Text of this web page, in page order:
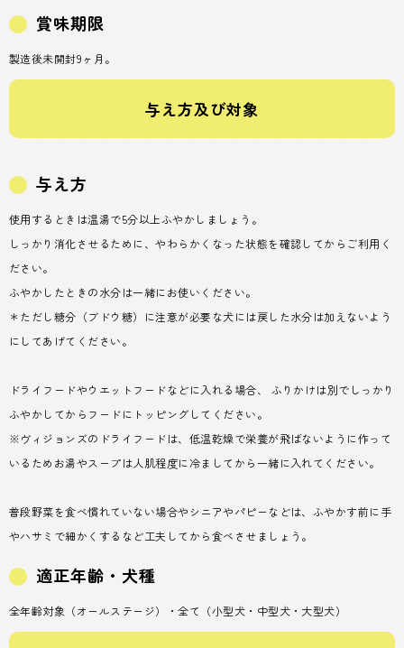
賞味期限
製造後未開封9ヶ月。
与え方及び対象
与え方
使用するときは温湯で5分以上ふやかしましょう。
しっかり消化させるために、やわらかくなった状態を確認してからご利用く
ださい。
ふやかしたときの水分は一緒にお使いください。
＊ただし糖分（ブドウ糖）に注意が必要な犬には戻した水分は加えないよう
にしてあげてください。
ドライフードやウエットフードなどに入れる場合、 ふりかけは別でしっかり
ふやかしてからフードにトッピングしてください。
※ヴィジョンズのドライフードは、低温乾燥で栄養が飛ばないように作って
いるためお湯やスープは人肌程度に冷ましてから一緒に入れてください。
普段野菜を食べ慣れていない場合やシニアやパピーなどは、ふやかす前に手
やハサミで細かくするなど工夫してから食べさせましょう。
適正年齢・犬種
全年齢対象（オールステージ）・全て（小型犬・中型犬・大型犬）